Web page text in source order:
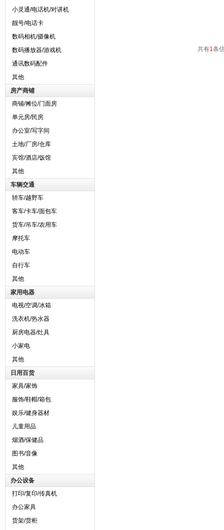
小灵通/电话机/对讲机
靓号/电话卡
数码相机/摄像机
数码播放器/游戏机
通讯数码配件
其他
房产商铺
商铺/摊位/门面房
单元房/民房
办公室/写字间
土地/厂房/仓库
宾馆/酒店/饭馆
其他
车辆交通
轿车/越野车
客车/卡车/面包车
货车/吊车/农用车
摩托车
电动车
自行车
其他
家用电器
电视/空调/冰箱
洗衣机/热水器
厨房电器/灶具
小家电
其他
日用百货
家具/家饰
服饰/鞋帽/箱包
娱乐/健身器材
儿童用品
烟酒/保健品
图书/音像
其他
办公设备
打印/复印/传真机
办公家具
货架/货柜
共有1条